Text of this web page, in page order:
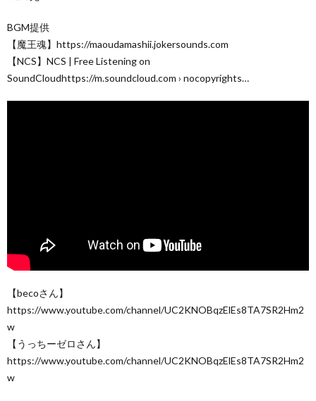
BGM提供
【魔王魂】https://maoudamashii.jokersounds.com
【NCS】NCS | Free Listening on
SoundCloudhttps://m.soundcloud.com › nocopyrights…
【becoさん】
https://www.youtube.com/channel/UC2KNOBqzElEs8TA7SR2Hm2
w
【うっちーゼロさん】
https://www.youtube.com/channel/UC2KNOBqzElEs8TA7SR2Hm2
w